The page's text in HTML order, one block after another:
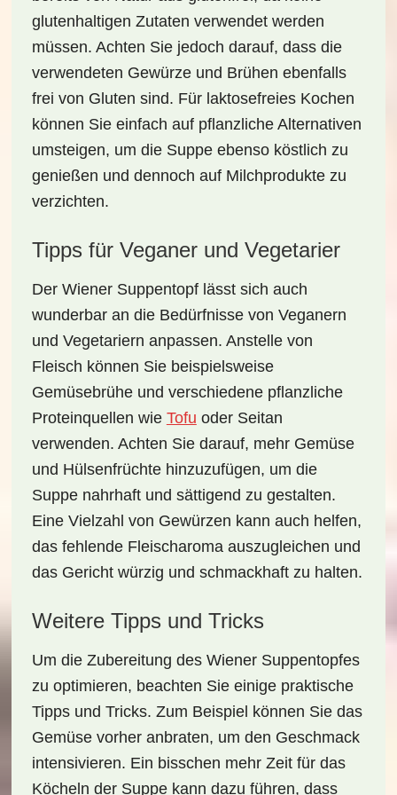
glutenhaltigen Zutaten verwendet werden
müssen. Achten Sie jedoch darauf, dass die
verwendeten Gewürze und Brühen ebenfalls
frei von Gluten sind. Für laktosefreies Kochen
können Sie einfach auf pflanzliche Alternativen
umsteigen, um die Suppe ebenso köstlich zu
genießen und dennoch auf Milchproduktezu
verzichten.
Tipps für Veganer und Vegetarier
Der Wiener Suppentopflässt sich auch
wunderbar an die Bedürfnisse von Veganern
und Vegetariern anpassen. Anstelle von
Fleisch können Sie beispielsweise
Gemüsebrühe und verschiedene pflanzliche
Proteinquellen wie Tofu oder Seitan
verwenden. Achten Sie darauf, mehr Gemüse
und Hülsenfrüchte hinzuzufügen, um die
Suppe nahrhaft und sättigend zu gestalten.
Eine Vielzahl von Gewürzen kann auch helfen,
das fehlende Fleischaroma auszugleichen und
das Gericht würzig und schmackhaft zu halten.
Weitere Tipps und Tricks
Um die Zubereitung des Wiener Suppentopfes
zu optimieren, beachten Sie einige praktische
Tipps und Tricks. Zum Beispiel können Sie das
Gemüse vorher anbraten, um den Geschmack
intensivieren. Ein bisschen mehr Zeit für das
Köcheln der Suppe kann dazu führen, dass